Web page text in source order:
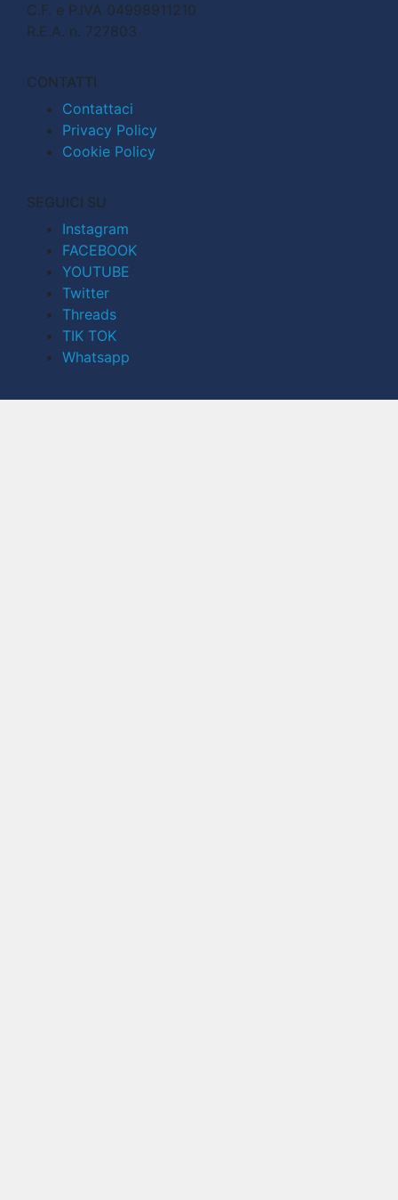
C.F. e P.IVA 04998911210
R.E.A. n. 727803
CONTATTI
Contattaci
Privacy Policy
Cookie Policy
SEGUICI SU
Instagram
FACEBOOK
YOUTUBE
Twitter
Threads
TIK TOK
Whatsapp